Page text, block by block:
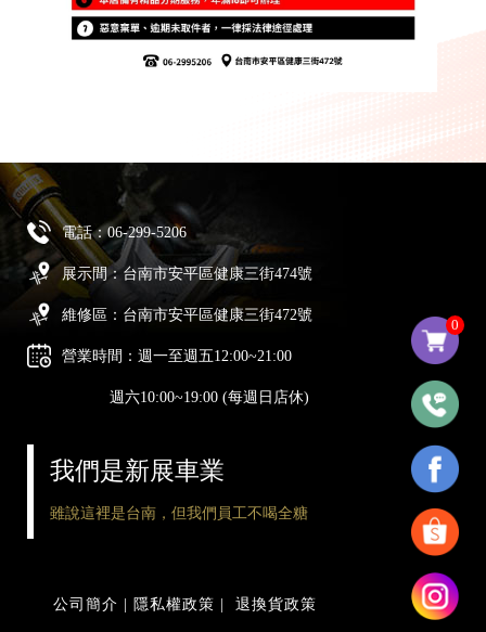
0
電話：06-299-5206
展示間：台南市安平區健康三街474號
維修區：台南市安平區健康三街472號
營業時間：週一至週五12:00~21:00
週六10:00~19:00 (每週日店休)
我們是新展車業
雖說這裡是台南，但我們員工不喝全糖
公司簡介 隱私權政策 退換貨政策